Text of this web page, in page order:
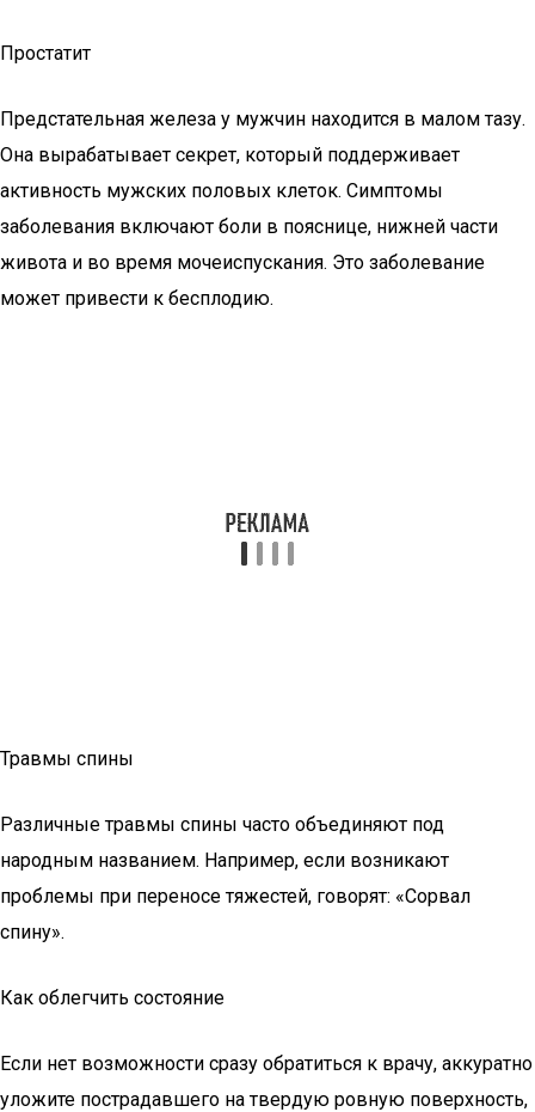
Простатит
Предстательная железа у мужчин находится в малом тазу.
Она вырабатывает секрет, который поддерживает
активность мужских половых клеток. Симптомы
заболевания включают боли в пояснице, нижней части
живота и во время мочеиспускания. Это заболевание
может привести к бесплодию.
Травмы спины
Различные травмы спины часто объединяют под
народным названием. Например, если возникают
проблемы при переносе тяжестей, говорят: «Сорвал
спину».
Как облегчить состояние
Если нет возможности сразу обратиться к врачу, аккуратно
уложите пострадавшего на твердую ровную поверхность,